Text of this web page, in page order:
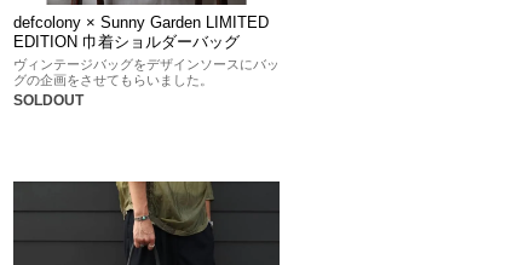
defcolony × Sunny Garden LIMITED
EDITION 巾着ショルダーバッグ
ヴィンテージバッグをデザインソースにバッ
グの企画をさせてもらいました。
SOLDOUT